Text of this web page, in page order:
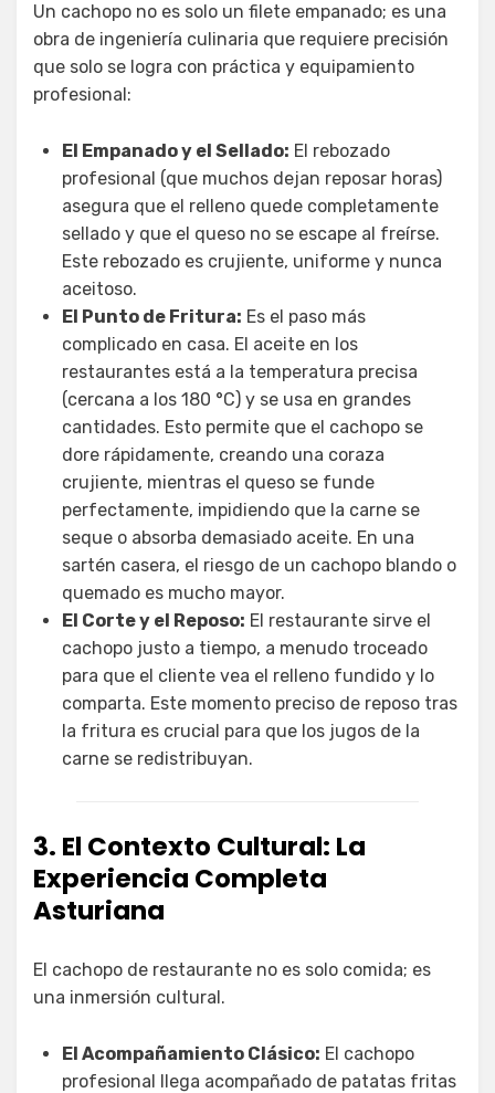
Un cachopo no es solo un filete empanado; es una
obra de ingeniería culinaria que requiere precisión
que solo se logra con práctica y equipamiento
profesional:
El Empanado y el Sellado: El rebozado
profesional (que muchos dejan reposar horas)
asegura que el relleno quede completamente
sellado y que el queso no se escape al freírse.
Este rebozado es crujiente, uniforme y nunca
aceitoso.
El Punto de Fritura: Es el paso más
complicado en casa. El aceite en los
restaurantes está a la temperatura precisa
(cercana a los 180 °C) y se usa en grandes
cantidades. Esto permite que el cachopo se
dore rápidamente, creando una coraza
crujiente, mientras el queso se funde
perfectamente, impidiendo que la carne se
seque o absorba demasiado aceite. En una
sartén casera, el riesgo de un cachopo blando o
quemado es mucho mayor.
El Corte y el Reposo: El restaurante sirve el
cachopo justo a tiempo, a menudo troceado
para que el cliente vea el relleno fundido y lo
comparta. Este momento preciso de reposo tras
la fritura es crucial para que los jugos de la
carne se redistribuyan.
3. El Contexto Cultural: La
Experiencia Completa
Asturiana
El cachopo de restaurante no es solo comida; es
una inmersión cultural.
El Acompañamiento Clásico: El cachopo
profesional llega acompañado de patatas fritas